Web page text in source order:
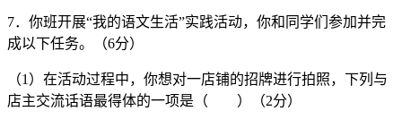
7．你班开展“我的语文生活”实践活动，你和同学们参加并完
成以下任务。（6分）
（1）在活动过程中，你想对一店铺的招牌进行拍照，下列与
店主交流话语最得体的一项是（ ）（2分）